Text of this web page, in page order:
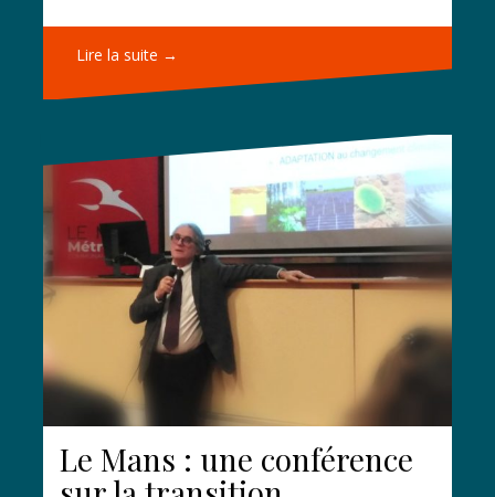
Lire la suite →
Le Mans : une conférence